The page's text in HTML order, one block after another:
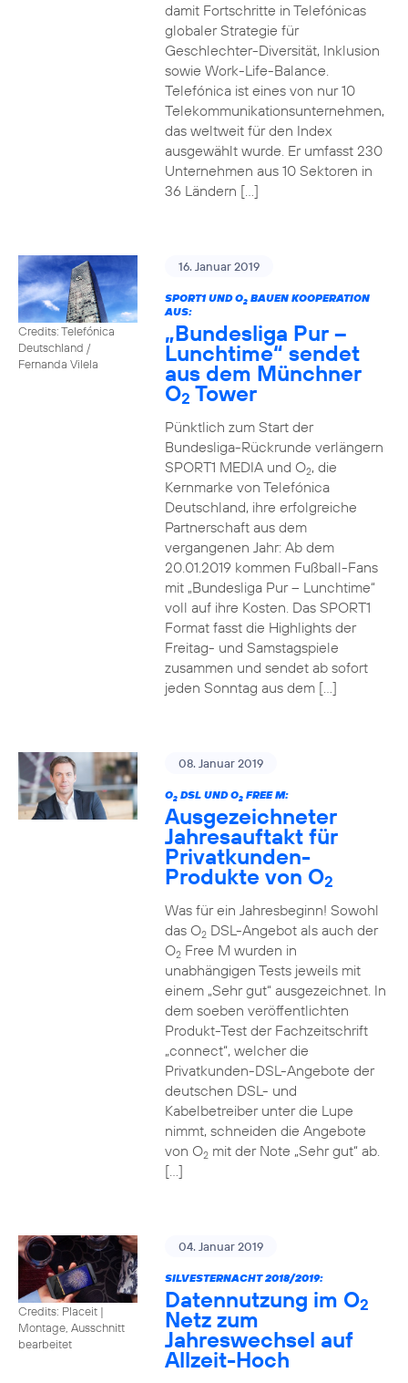
damit Fortschritte in Telefónicas
globaler Strategie für
Geschlechter-Diversität, Inklusion
sowie Work-Life-Balance.
Telefónica ist eines von nur 10
Telekommunikationsunternehmen,
das weltweit für den Index
ausgewählt wurde. Er umfasst 230
Unternehmen aus 10 Sektoren in
36 Ländern […]
Credits: Telefónica
Deutschland /
Fernanda Vilela
16. Januar 2019
SPORT1 UND O2BAUEN KOOPERATION
AUS:
„Bundesliga Pur –
Lunchtime“ sendet
aus dem Münchner
O2 Tower
Pünktlich zum Start der
Bundesliga-Rückrunde verlängern
SPORT1 MEDIA und O2, die
Kernmarke von Telefónica
Deutschland, ihre erfolgreiche
Partnerschaft aus dem
vergangenen Jahr: Ab dem
20.01.2019 kommen Fußball-Fans
mit „Bundesliga Pur – Lunchtime“
voll auf ihre Kosten. Das SPORT1
Format fasst die Highlights der
Freitag- und Samstagspiele
zusammen und sendet ab sofort
jeden Sonntag aus dem […]
08. Januar 2019
O2DSL UND O2FREE M:
Ausgezeichneter
Jahresauftakt für
Privatkunden-
Produkte von O2
Was für ein Jahresbeginn! Sowohl
das O2DSL-Angebot als auch der
O2Free M wurden in
unabhängigen Tests jeweils mit
einem „Sehr gut“ ausgezeichnet. In
dem soeben veröffentlichten
Produkt-Test der Fachzeitschrift
„connect“, welcher die
Privatkunden-DSL-Angebote der
deutschen DSL- und
Kabelbetreiber unter die Lupe
nimmt, schneiden die Angebote
von O2mit der Note „Sehr gut“ ab.
[…]
Credits: Placeit |
Montage, Ausschnitt
bearbeitet
04. Januar 2019
SILVESTERNACHT 2018/2019:
Datennutzung im O2
Netz zum
Jahreswechsel auf
Allzeit-Hoch